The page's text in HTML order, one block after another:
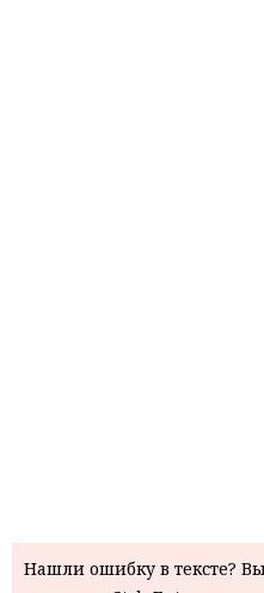
Нашли ошибку в тексте?